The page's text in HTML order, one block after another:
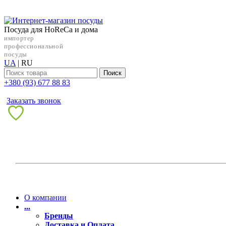
Посуда для HoReCa и дома
импортер
профессиональной
посуды
UA | RU
Поиск
+38‎0 (93) 677 88 83
Заказать звонок
О компании
...
Бренды